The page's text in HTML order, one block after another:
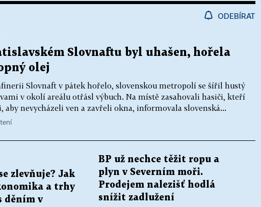
ODEBÍRAT
Slovnaftu byl uhašen, hořela
olej
Slovnaft v pátek hořelo, slovenskou metropolí se šířil hustý
v okolí areálu otřásl výbuch. Na místě zasahovali hasiči, kteří
aby nevycházeli ven a zavřeli okna, informovala slovenská...
zlevňuje? Jak
a trhy
děním v
BP už nechce těžit ropu a
plyn v Severním moři.
Prodejem nalezišť hodlá
snížit zadlužení